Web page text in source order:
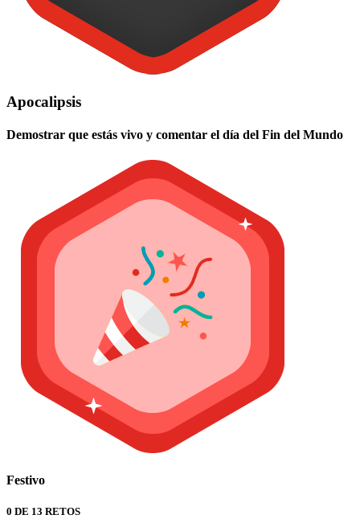
Apocalipsis
Demostrar que estás vivo y comentar el día del Fin del Mundo
Festivo
0 DE 13 RETOS